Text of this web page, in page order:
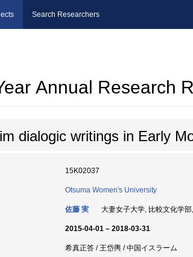
Search Researchers
Annual Research
dialogic writings in Early
15K02037
Otsuma Women's University
佐藤 実 大妻女子大学, 比較文化学
2015-04-01 – 2018-03-31
希真正答 / 王岱輿 / 中国イスラーム